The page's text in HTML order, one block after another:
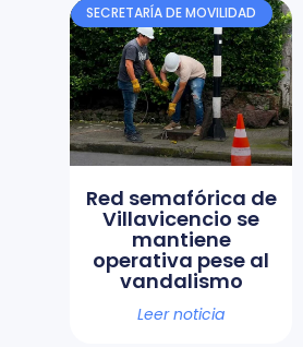
SECRETARÍA DE MOVILIDAD
Red semafórica de
Villavicencio se
mantiene
operativa pese al
vandalismo
Leer noticia